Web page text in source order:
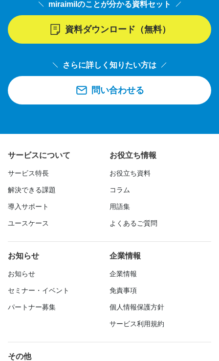
miraimilのことが分かる資料セット
資料ダウンロード（無料）
さらに詳しく知りたい方は
問い合わせる
サービスについて
サービス特長
解決できる課題
導入サポート
ユースケース
お役立ち情報
お役立ち資料
コラム
用語集
よくあるご質問
お知らせ
お知らせ
セミナー・イベント
パートナー募集
企業情報
企業情報
免責事項
個人情報保護方針
サービス利用規約
その他